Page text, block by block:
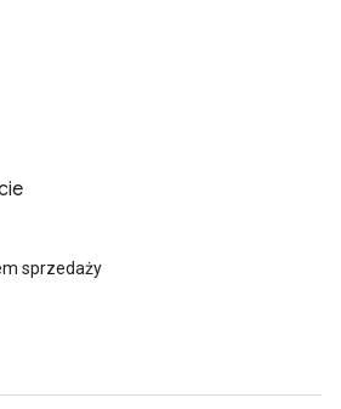
sprzedaży